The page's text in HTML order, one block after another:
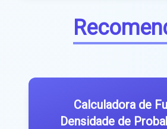
Calculadora de
Densidade de